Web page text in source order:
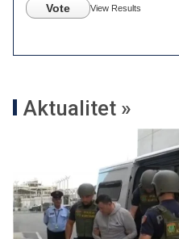
Vote View Results
Aktualitet »